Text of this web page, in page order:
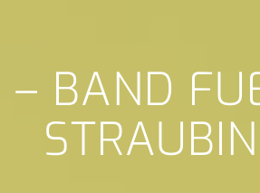
– BAND